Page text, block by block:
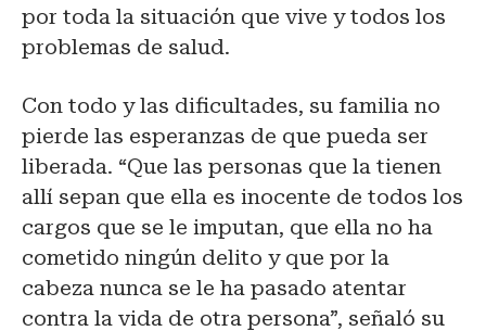
por toda la situación que vive y todos los
problemas de salud.
Con todo y las dificultades, su familia no
pierde las esperanzas de que pueda ser
liberada. “Que las personas que la tienen
allí sepan que ella es inocente de todos los
cargos que se le imputan, que ella no ha
cometido ningún delito y que por la
cabeza nunca se le ha pasado atentar
contra la vida de otra persona”, señaló su